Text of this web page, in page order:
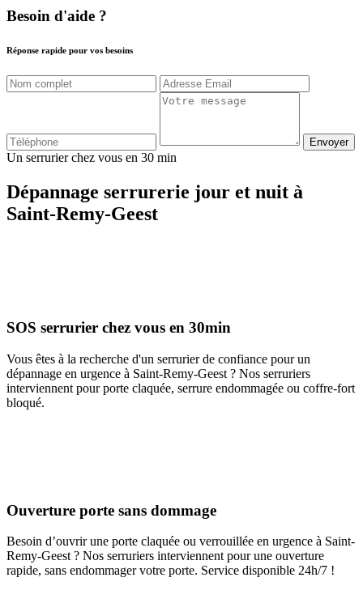
Besoin d'aide ?
Réponse rapide pour vos besoins
Envoyer
Un serrurier chez vous en 30 min
Dépannage serrurerie jour et nuit à
Saint-Remy-Geest
SOS serrurier chez vous en 30min
Vous êtes à la recherche d'un serrurier de confiance pour un
dépannage en urgence à Saint-Remy-Geest ? Nos serruriers
interviennent pour porte claquée, serrure endommagée ou coffre-fort
bloqué.
Ouverture porte sans dommage
Besoin d’ouvrir une porte claquée ou verrouillée en urgence à Saint-
Remy-Geest ? Nos serruriers interviennent pour une ouverture
rapide, sans endommager votre porte. Service disponible 24h/7 !